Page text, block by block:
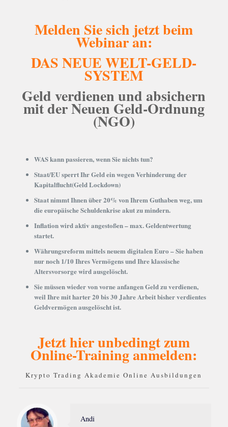
Melden Sie sich jetzt beim
Webinar an:
DAS NEUE WELT-GELD-
SYSTEM
Geld verdienen und absichern
mit der Neuen Geld-Ordnung
(NGO)
WAS kann passieren, wenn Sie nichts tun?
Staat/EU sperrt Ihr Geld ein wegen Verhinderung der
Kapitalflucht(Geld Lockdown)
Staat nimmt Ihnen über 20% von Ihrem Guthaben weg, um
die europäische Schuldenkrise akut zu mindern.
Inflation wird aktiv angestoßen – max. Geldentwertung
startet.
Währungsreform mittels neuem digitalen Euro – Sie haben
nur noch 1/10 Ihres Vermögens und Ihre klassische
Altersvorsorge wird ausgelöscht.
Sie müssen wieder von vorne anfangen Geld zu verdienen,
weil Ihre mit harter 20 bis 30 Jahre Arbeit bisher verdientes
Geldvermögen ausgelöscht ist.
Jetzt hier unbedingt zum
Online-Training anmelden:
Krypto Trading Akademie Online Ausbildungen
Andi